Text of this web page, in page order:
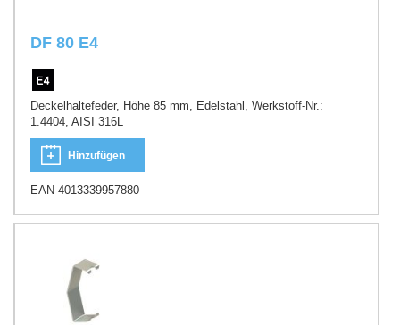
DF 80 E4
Deckelhaltefeder, Höhe 85 mm, Edelstahl, Werkstoff-Nr.:
1.4404, AISI 316L
Hinzufügen
EAN 4013339957880